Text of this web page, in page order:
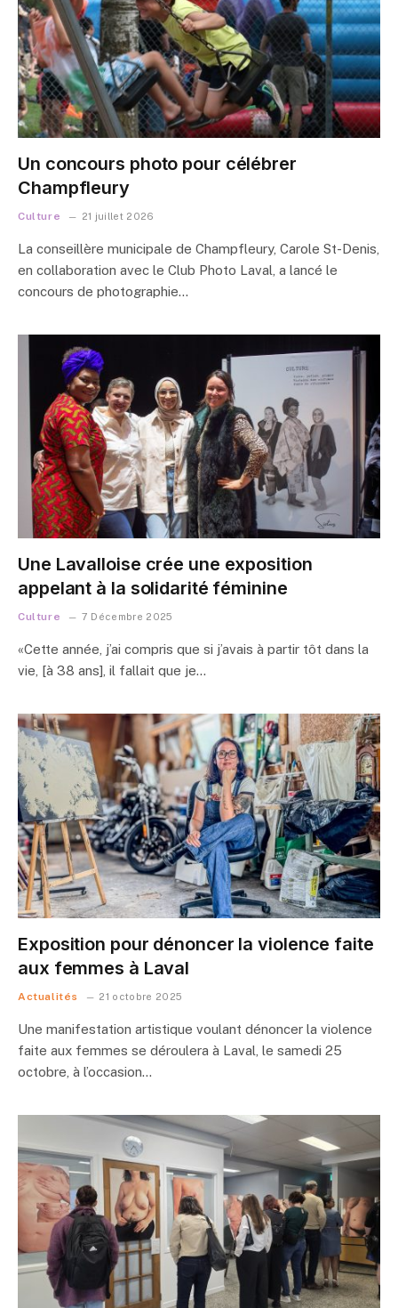
Un concours photo pour célébrer
Champfleury
Culture 21 juillet 2026
La conseillère municipale de Champfleury, Carole St-Denis,
en collaboration avec le Club Photo Laval, a lancé le
concours de photographie…
Une Lavalloise crée une exposition
appelant à la solidarité féminine
Culture 7 Décembre 2025
«Cette année, j’ai compris que si j’avais à partir tôt dans la
vie, [à 38 ans], il fallait que je…
Exposition pour dénoncer la violence faite
aux femmes à Laval
Actualités 21 octobre 2025
Une manifestation artistique voulant dénoncer la violence
faite aux femmes se déroulera à Laval, le samedi 25
octobre, à l’occasion…